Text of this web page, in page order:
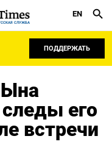
СЛУЖБА
EN
ПОДДЕРЖАТЬ
его
встречи